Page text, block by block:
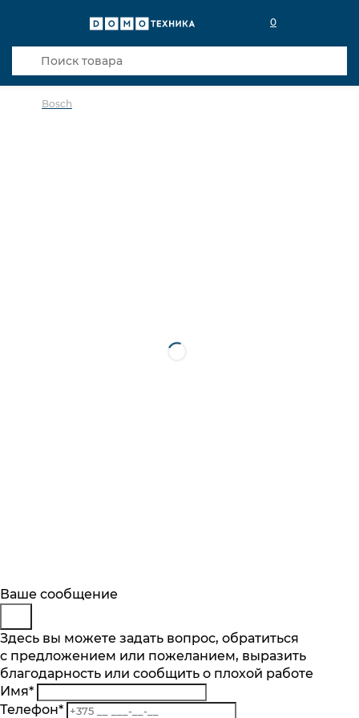
0
Bosch
Описание
Отзывы
Основные характеристики
Тип варочной поверхности
индукция
Материал поверхности
Будьте в курсе
Подпишитесь на последние обновления
и узнавайте о новинках и специальных
предложениях первыми
Подписаться
Заказ обратного звонка
Представьтесь
Телефон*
Комментарий
Ваше сообщение
Здесь вы можете задать вопрос, обратиться
с предложением или пожеланием, выразить
благодарность или сообщить о плохой работе
Имя*
Телефон*